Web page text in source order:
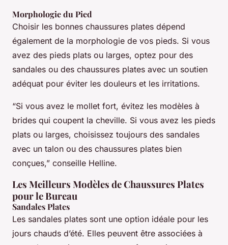
Morphologie du Pied
Choisir les bonnes chaussures plates dépend
également de la morphologie de vos pieds. Si vous
avez des pieds plats ou larges, optez pour des
sandales ou des chaussures plates avec un soutien
adéquat pour éviter les douleurs et les irritations.
“Si vous avez le mollet fort, évitez les modèles à
brides qui coupent la cheville. Si vous avez les pieds
plats ou larges, choisissez toujours des sandales
avec un talon ou des chaussures plates bien
conçues,” conseille Helline.
Les Meilleurs Modèles de Chaussures Plates
pour le Bureau
Sandales Plates
Les sandales plates sont une option idéale pour les
jours chauds d’été. Elles peuvent être associées à